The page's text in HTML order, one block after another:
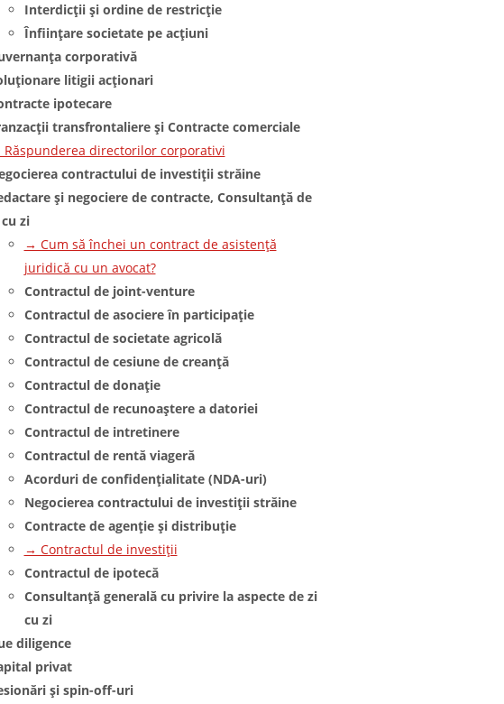
Interdicții și ordine de restricție
Înființare societate pe acțiuni
corporativă
litigii acționari
ipotecare
transfrontaliere și Contracte comerciale
directorilor corporativi
contractului de investiții străine
și negociere de contracte, Consultanță de
zi
→ Cum să închei un contract de asistență
juridică cu un avocat?
Contractul de joint-venture
Contractul de asociere în participație
Contractul de societate agricolă
Contractul de cesiune de creanță
Contractul de donație
Contractul de recunoaștere a datoriei
Contractul de intretinere
Contractul de rentă viageră
Acorduri de confidențialitate (NDA-uri)
Negocierea contractului de investiții străine
Contracte de agenție și distribuție
→ Contractul de investiții
Contractul de ipotecă
Consultanță generală cu privire la aspecte de zi
cu zi
diligence
privat
și spin-off-uri